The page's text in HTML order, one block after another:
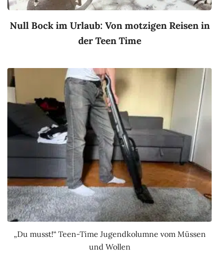
Null Bock im Urlaub: Von motzigen Reisen in
der Teen Time
„Du musst!“ Teen-Time Jugendkolumne vom Müssen
und Wollen